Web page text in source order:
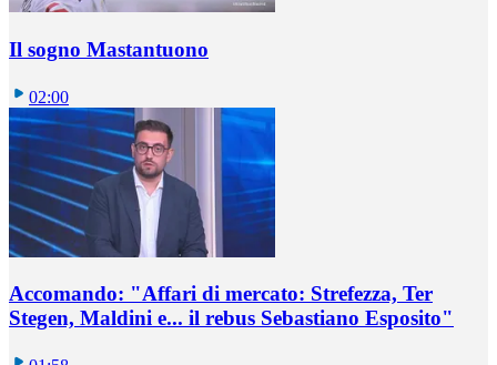
Il sogno Mastantuono
02:00
Accomando: "Affari di mercato: Strefezza, Ter
Stegen, Maldini e... il rebus Sebastiano Esposito"